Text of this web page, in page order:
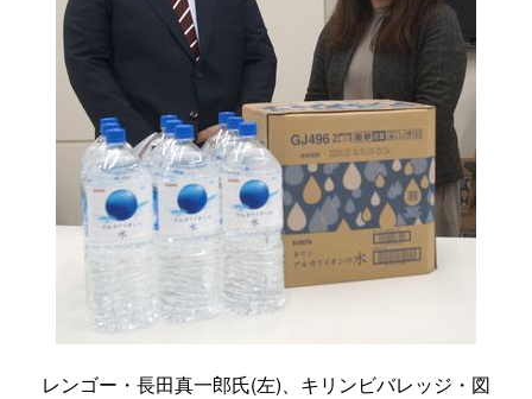
レンゴー・長田真一郎氏(左)、キリンビバレッジ・図